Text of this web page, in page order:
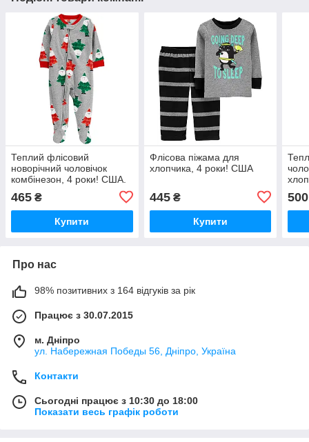
Теплий флісовий
новорічний чоловічок
комбінезон, 4 роки! США.
465 ₴
Купити
Флісова піжама для
хлопчика, 4 роки! США
445₴
Купити
500
Про нас
98% позитивних з 164 відгуків за рік
Працює з 30.07.2015
м. Дніпро
ул. Набережная Победы 56, Дніпро, Україна
Контакти
Сьогодні працює з 10:30 до 18:00
Показати весь графік роботи